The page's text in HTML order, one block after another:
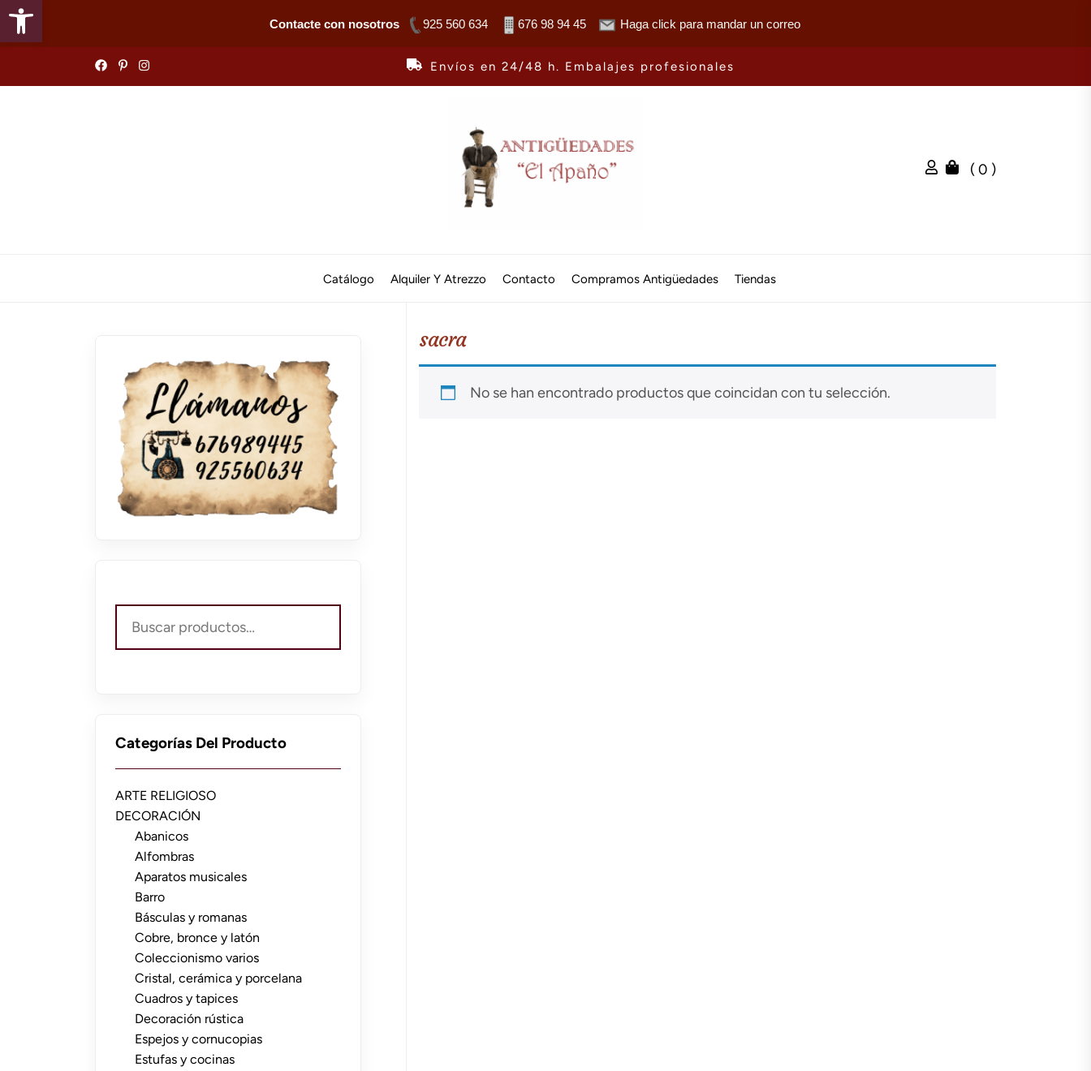
Abrir barra de herramientas
Contacte con nosotros 925 560 634 676 98 94 45 Haga click para mandar un correo
Envíos en 24/48 h. Embalajes profesionales
El
( 0 )
Catálogo Alquiler Y Atrezzo Contacto Compramos Antigüedades Tiendas
sacra
No se han encontrado productos que coincidan con tu selección.
por:
Categorías Del Producto
ARTE RELIGIOSO
DECORACIÓN
Abanicos
Alfombras
Aparatos musicales
Barro
Básculas y romanas
Cobre, bronce y latón
Coleccionismo varios
Cristal, cerámica y porcelana
Cuadros y tapices
Decoración rústica
Espejos y cornucopias
Estufas y cocinas